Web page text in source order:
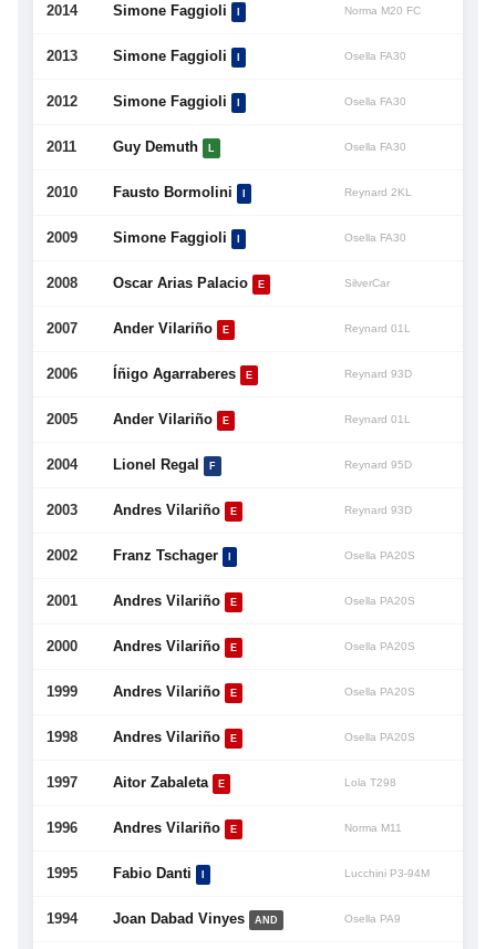
2014 Simone Faggioli Norma M20 FC
2013 Simone Faggioli Osella FA30
2012 Simone Faggioli Osella FA30
2011 Guy Demuth Osella FA30
2010 Fausto Bormolini Reynard 2KL
2009 Simone Faggioli Osella FA30
2008 Oscar Arias Palacio E SilverCar
2007 Ander Vilariño E Reynard 01L
2006 Íñigo Agarraberes E Reynard 93D
2005 Ander Vilariño E Reynard 01L
2004 Lionel Regal F Reynard 95D
2003 Andres Vilariño E Reynard 93D
2002 Franz Tschager Osella PA20S
2001 Andres Vilariño E Osella PA20S
2000 Andres Vilariño E Osella PA20S
1999 Andres Vilariño E Osella PA20S
1998 Andres Vilariño E Osella PA20S
1997 Aitor Zabaleta E Lola T298
1996 Andres Vilariño E Norma M11
1995 Fabio Danti Lucchini P3-94M
1994 Joan Dabad Vinyes AND Osella PA9